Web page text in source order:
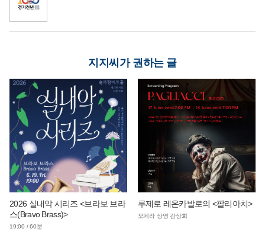
지지씨가 권하는 글
2026 실내악 시리즈 <브라보 브라
스(Bravo Brass)>
19:00 / 60분
루제로 레온카발로의 <팔리아치>
오페라 상영 감상회